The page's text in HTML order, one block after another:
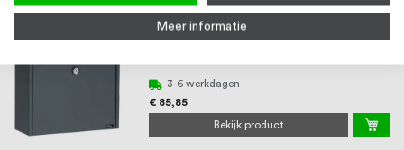
Brievenbus vierkant antraciet met RVS klep
3-6 werkdagen
€ 85,85
Bekijk product
Meer informatie